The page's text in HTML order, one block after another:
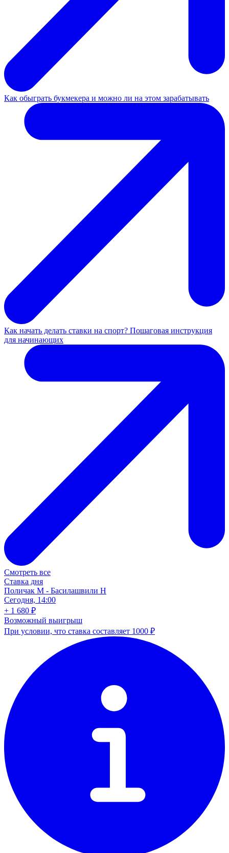
Как обыграть букмекера и можно ли на этом зарабатывать
Как начать делать ставки на спорт? Пошаговая инструкция
для начинающих
Смотреть все
Ставка дня
Поличак М - Басилашвили Н
Сегодня, 14:00
+ 1 680 ₽
Возможный выигрыш
При условии, что ставка составляет 1000 ₽